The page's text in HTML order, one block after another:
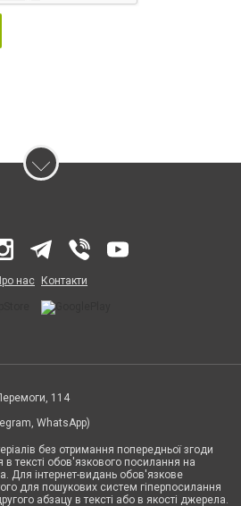
нас Контакти
114
WhatsApp)
без отримання попередньої згоди
тексті обов'язкового посилання на
Для інтернет-видань обов'язкове
для пошукових систем гіперпосилання
абзацу в тексті або в якості джерела.